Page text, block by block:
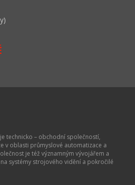
je technicko – obchodní společností,
v oblasti průmyslové automatizace a
je též významným vývojářem a
systémy strojového vidění a pokročilé